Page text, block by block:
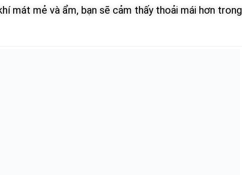
mát mẻ và ẩm, bạn sẽ cảm thấy thoải mái hơn trong